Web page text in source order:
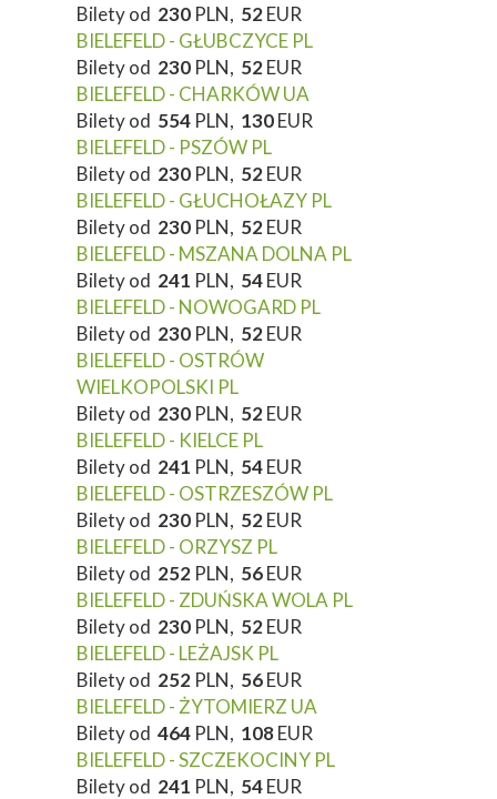
Bilety od 230 PLN, 52EUR
BIELEFELD - GŁUBCZYCE PL
Bilety od 230 PLN, 52EUR
BIELEFELD - CHARKÓW UA
Bilety od 554 PLN, 130EUR
BIELEFELD - PSZÓW PL
Bilety od 230 PLN, 52EUR
BIELEFELD - GŁUCHOŁAZY PL
Bilety od 230 PLN, 52EUR
BIELEFELD - MSZANA DOLNA PL
Bilety od 241 PLN, 54EUR
BIELEFELD - NOWOGARD PL
Bilety od 230 PLN, 52EUR
BIELEFELD - OSTRÓW
WIELKOPOLSKI PL
Bilety od 230 PLN, 52EUR
BIELEFELD - KIELCE PL
Bilety od 241 PLN, 54EUR
BIELEFELD - OSTRZESZÓW PL
Bilety od 230 PLN, 52EUR
BIELEFELD - ORZYSZ PL
Bilety od 252 PLN, 56EUR
BIELEFELD - ZDUŃSKA WOLA PL
Bilety od 230 PLN, 52EUR
BIELEFELD - LEŻAJSK PL
Bilety od 252 PLN, 56EUR
BIELEFELD - ŻYTOMIERZ UA
Bilety od 464 PLN, 108EUR
BIELEFELD - SZCZEKOCINY PL
Bilety od 241 PLN, 54EUR